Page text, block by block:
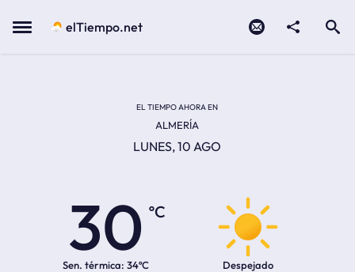
Menu elTiempo.net
EL TIEMPO AHORA EN
ALMERÍA
LUNES, 10 AGO
30
ºC
Sen. térmica: 34ºC Despejado